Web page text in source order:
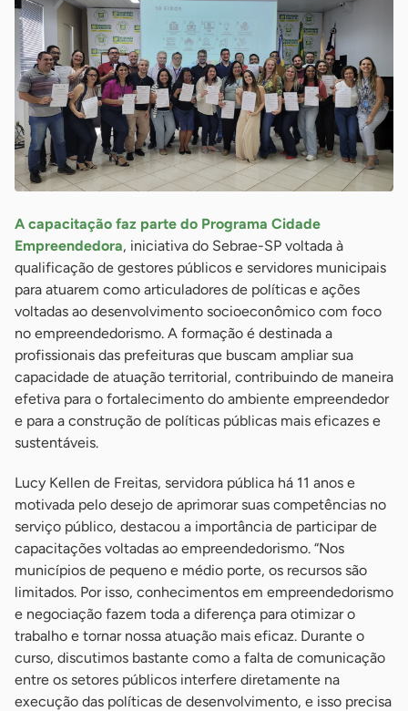
A capacitação faz parte do Programa Cidade
Empreendedora, iniciativa do Sebrae-SP voltada à
qualificação de gestores públicos e servidores municipais
para atuarem como articuladores de políticas e ações
voltadas ao desenvolvimento socioeconômico com foco
no empreendedorismo. A formação é destinada a
profissionais das prefeituras que buscam ampliar sua
capacidade de atuação territorial, contribuindo de maneira
efetiva para o fortalecimento do ambiente empreendedor
e para a construção de políticas públicas mais eficazes e
sustentáveis.
Lucy Kellen de Freitas, servidora pública há 11 anos e
motivada pelo desejo de aprimorar suas competências no
serviço público, destacou a importância de participar de
capacitações voltadas ao empreendedorismo. “Nos
municípios de pequeno e médio porte, os recursos são
limitados. Por isso, conhecimentos em empreendedorismo
e negociação fazem toda a diferença para otimizar o
trabalho e tornar nossa atuação mais eficaz. Durante o
curso, discutimos bastante como a falta de comunicação
entre os setores públicos interfere diretamente na
execução das políticas de desenvolvimento, e isso precisa